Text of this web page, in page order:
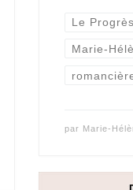
Le
Marie-
par Marie-